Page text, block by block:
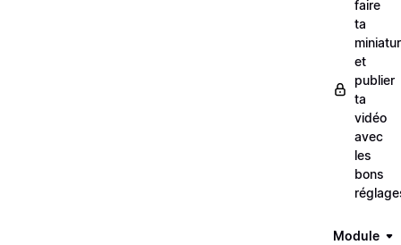
faire
ta
et
publier
ta
vidéo
avec
les
bons
Module